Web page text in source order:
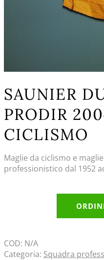
SAUNIER
PRODIR
CICLISMO
Maglie da ciclismo e
professionistico dal 1952
COD: N/A
Categoria: Squadra